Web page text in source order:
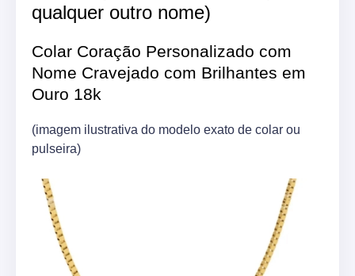
qualquer outro nome)
Colar Coração Personalizado com
Nome Cravejado com Brilhantes em
Ouro 18k
(imagem ilustrativa do modelo exato de colar ou
pulseira)